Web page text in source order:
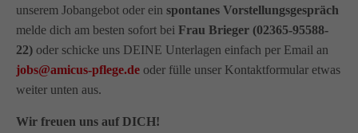
unserem Jobangebot oder ein spontanes Vorstellungsgespräch
melde dich am besten sofort bei Frau Brieger (02365-95588-
22) oder schicke uns DEINE Unterlagen einfach per Email an
jobs@amicus-pflege.de oder fülle unser Kontaktformular etwas
weiter unten aus.
Wir freuen uns auf DICH!